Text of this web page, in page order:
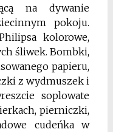
na dywanie
pokoju.
kolorowe,
śliwek. Bombki,
papieru,
z wydmuszek i
soplowate
pierniczki,
cudeńka w